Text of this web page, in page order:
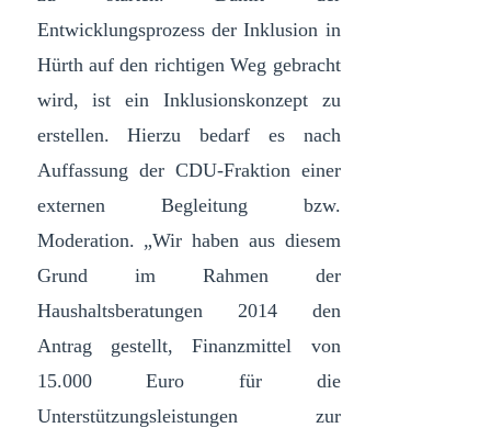
Entwicklungsprozess der Inklusion in
Hürth auf den richtigen Weg gebracht
wird, ist ein Inklusionskonzept zu
erstellen. Hierzu bedarf es nach
Auffassung der CDU-Fraktion einer
externen Begleitung bzw.
Moderation. „Wir haben aus diesem
Grund im Rahmen der
Haushaltsberatungen 2014 den
Antrag gestellt, Finanzmittel von
15.000 Euro für die
Unterstützungsleistungen zur